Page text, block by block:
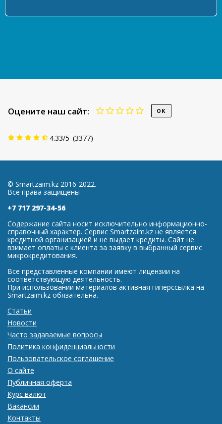
Оцените наш сайт:
4.33/5 (3377)
© Smartzaim.kz 2016-2022.
Все права защищены
+7 717 297-34-56
Содержание сайта носит исключительно информационно-
справочный характер. Сервис Smartzaim.kz не является
кредитной организацией и не выдает кредиты. Сайт не
взимает оплаты с клиента за заявку в выбранный сервис
микрокредитования.
Все представленные компании имеют лицензии на
соответствующую деятельность.
При использовании материалов активная гиперссылка на
Smartzaim.kz обязательна.
Статьи
Новости
Часто задаваемые вопросы
Политика конфиденциальности
Пользовательское соглашение
О сайте
Публичная оферта
Курс валют
Вакансии
Контакты